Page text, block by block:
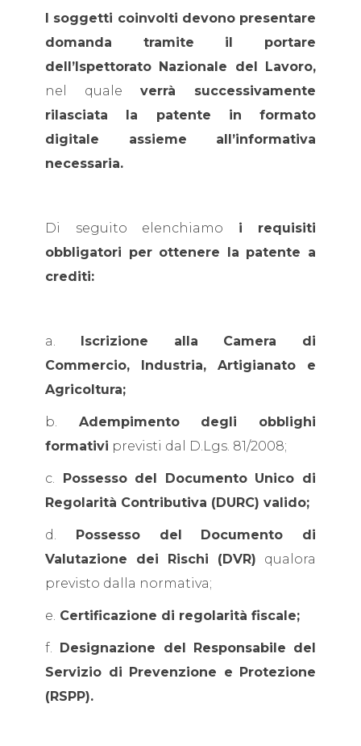
I soggetti coinvolti devono presentare
domanda tramite il portare
dell’Ispettorato Nazionale del Lavoro,
nel quale verrà successivamente
rilasciata la patente in formato
digitale assieme all’informativa
necessaria.
Di seguito elenchiamo i requisiti
obbligatori per ottenere la patente a
crediti:
a. Iscrizione alla Camera di
Commercio, Industria, Artigianato e
Agricoltura;
b.
Adempimento degli obblighi
formativi previsti dal D.Lgs. 81/2008;
c.
Possesso del Documento Unico di
Regolarità Contributiva (DURC) valido;
d.
Possesso del Documento di
Valutazione dei Rischi (DVR) qualora
previsto dalla normativa;
e. Certificazione di regolarità fiscale;
f.
Designazione del Responsabile del
Servizio di Prevenzione e Protezione
(RSPP).